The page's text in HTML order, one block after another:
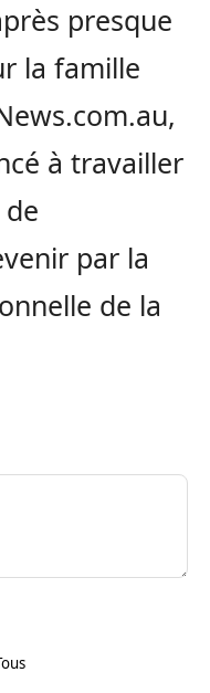
presque
la famille
à travailler
par la
de la